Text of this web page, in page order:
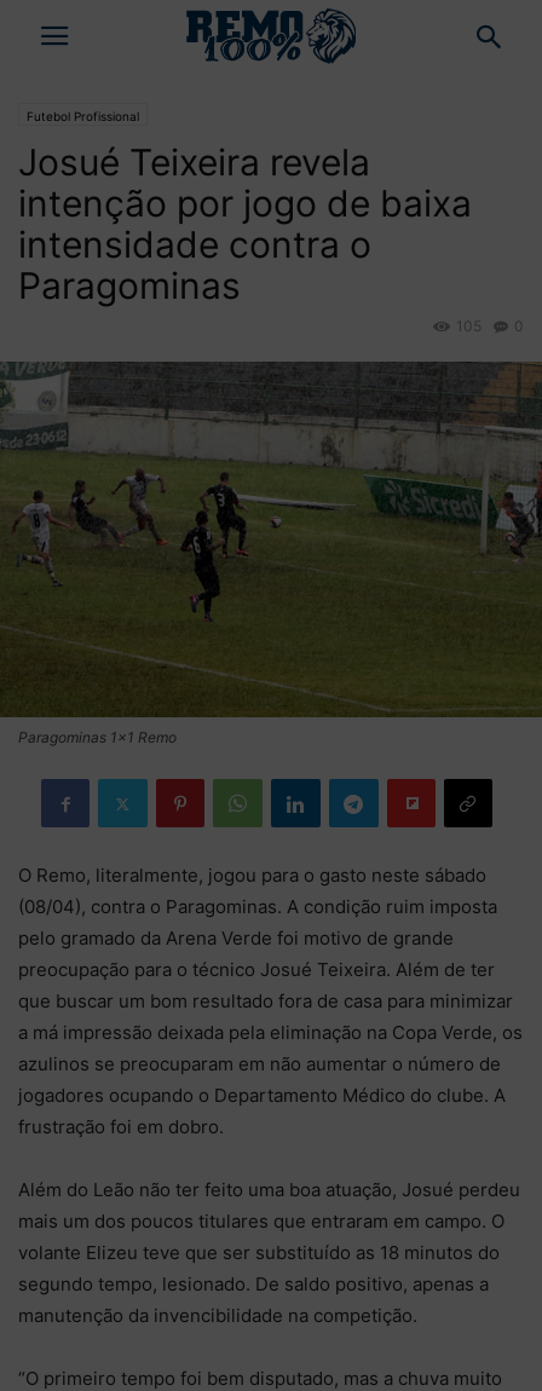
Futebol Profissional
Josué Teixeira revela
intenção por jogo de baixa
intensidade contra o
Paragominas
0
105
Paragominas 1x1 Remo
O Remo, literalmente, jogou para o gasto neste sábado
(08/04), contra o Paragominas. A condição ruim imposta
pelo gramado da Arena Verde foi motivo de grande
preocupação para o técnico Josué Teixeira. Além de ter
que buscar um bom resultado fora de casa para minimizar
a má impressão deixada pela eliminação na Copa Verde, os
azulinos se preocuparam em não aumentar o número de
jogadores ocupando o Departamento Médico do clube. A
frustração foi em dobro.
Além do Leão não ter feito uma boa atuação, Josué perdeu
mais um dos poucos titulares que entraram em campo. O
volante Elizeu teve que ser substituído as 18 minutos do
segundo tempo, lesionado. De saldo positivo, apenas a
manutenção da invencibilidade na competição.
“O primeiro tempo foi bem disputado, mas a chuva muito